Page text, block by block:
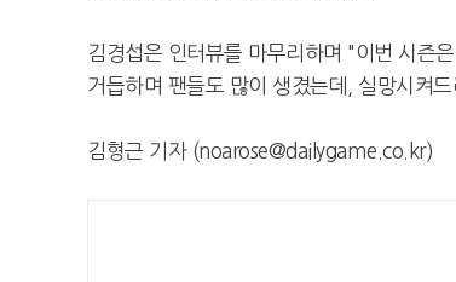
김경섭은 인터뷰를 마무리하며 "이번 시즌
거듭하며 팬들도 많이 생겼는데, 실망시켜
김형근 기자 (noarose@dailygame.co.kr)